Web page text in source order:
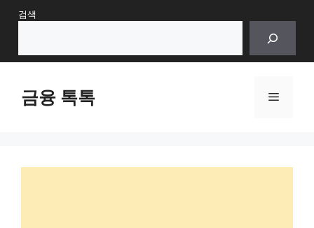
Skip검색
금융 톡톡 Menu